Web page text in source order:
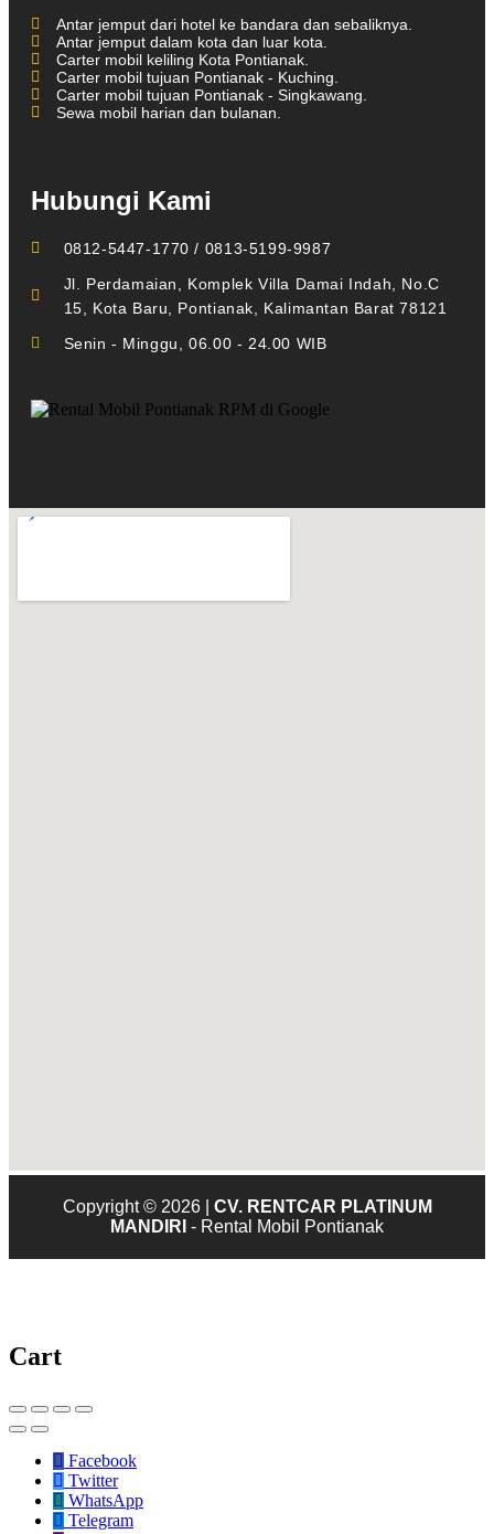
Antar jemput dari hotel ke bandara dan sebaliknya.
Antar jemput dalam kota dan luar kota.
Carter mobil keliling Kota Pontianak.
Carter mobil tujuan Pontianak - Kuching.
Carter mobil tujuan Pontianak - Singkawang.
Sewa mobil harian dan bulanan.
Hubungi Kami
0812-5447-1770 / 0813-5199-9987
Jl. Perdamaian, Komplek Villa Damai Indah, No.C
15, Kota Baru, Pontianak, Kalimantan Barat 78121
Senin - Minggu, 06.00 - 24.00 WIB
Copyright © 2026 | CV. RENTCAR PLATINUM
MANDIRI - Rental Mobil Pontianak
Cart
Facebook
Twitter
WhatsApp
Telegram